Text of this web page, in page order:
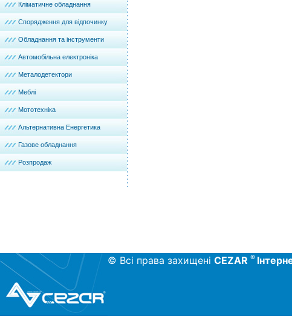
Кліматичне обладнання
Спорядження для відпочинку
Обладнання та інструменти
Автомобільна електроніка
Металодетектори
Меблі
Мототехніка
Альтернативна Енергетика
Газове обладнання
Розпродаж
© Всі права захищені CEZAR ®